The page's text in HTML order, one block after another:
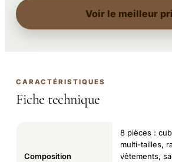
Voir le meilleur
CARACTÉRISTIQUES
Fiche technique
Composition
8 pièces :
multi-tailles,
vêtements,